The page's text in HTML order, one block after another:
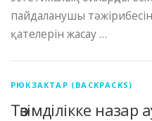
пайдаланушы
қателерін жасау …
РЮКЗАКТАР (BACKPACKS)
Төзімділікке